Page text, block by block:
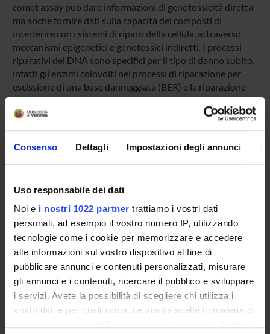
Consenso Dettagli Impostazioni degli annunci
Uso responsabile dei dati
Noi e i nostri 1022 partner trattiamo i vostri dati
personali, ad esempio il vostro numero IP, utilizzando
tecnologie come i cookie per memorizzare e accedere
alle informazioni sul vostro dispositivo al fine di
pubblicare annunci e contenuti personalizzati, misurare
gli annunci e i contenuti, ricercare il pubblico e sviluppare
i servizi. Avete la possibilità di scegliere chi utilizza i
vostri dati e per quali scopi. Le vostre scelte in materia di
comet assay può dare informazioni di genotossicità diretta
ma anche fornire dati sulla capacità dei composti di
interferire con i sistemi di riparo della cellula, attraverso
meccanismi epigenetici e genotossici indiretti. I processi
riparativi del DNA sono specifici per il tipo di danno subito,
infatti gli enzimi coinvolti nei processi di riparazione per
escissione di una base danneggiata (BER) e la riparazione
del nucleotide (NER) sono due meccanismi di riparo
essenziali per la cellula che permettono di riconoscere e
uno tra i più sensibili test di genotossicità nel riconoscere i
danni al DNA causati dagli agenti ossidanti e questo
delle glicosilasi, come la formamidopirimidina glicosilasi
(Fpg) ed Endonucleasi III (Endo III), enzimi critici nei
processi di riparazione in quanto operano escissione delle
basi alterate, ed il sistema BER è particolarmente efficiente
nel riconoscere e riparare queste piccole alterazioni del
DNA.
SPONSORS: